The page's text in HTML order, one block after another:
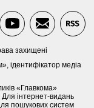
захищені
ідентифікатор медіа
«Главкома»
Для інтернет-видань
пошукових систем